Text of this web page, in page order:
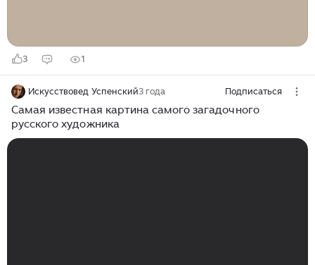
3 1
Искусствовед Успенский3 года Подписаться
Самая известная картина самого загадочного
русского художника